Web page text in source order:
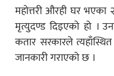
महोत्तरी औरही घर भएका
मृत्युदण्ड दिइएको हो ।
कतार सरकारले
जानकारी गराएको छ ।